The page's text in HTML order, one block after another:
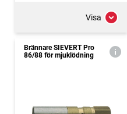
Visa
Brännare SIEVERT Pro
86/88 för mjuklödning